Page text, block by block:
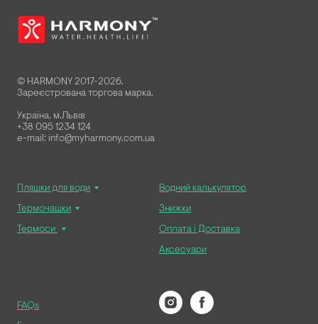
© HARMONY 2017-2026.
Зареєстрована торгова марка.
Україна, м.Львів
+38 095 1234 124
e-mail: info@myharmony.com.ua
Пляшки для води
Термочашки
Термоси
Водний калькулятор
Знижки
Оплата і Доставка
Аксесуари
FAQs